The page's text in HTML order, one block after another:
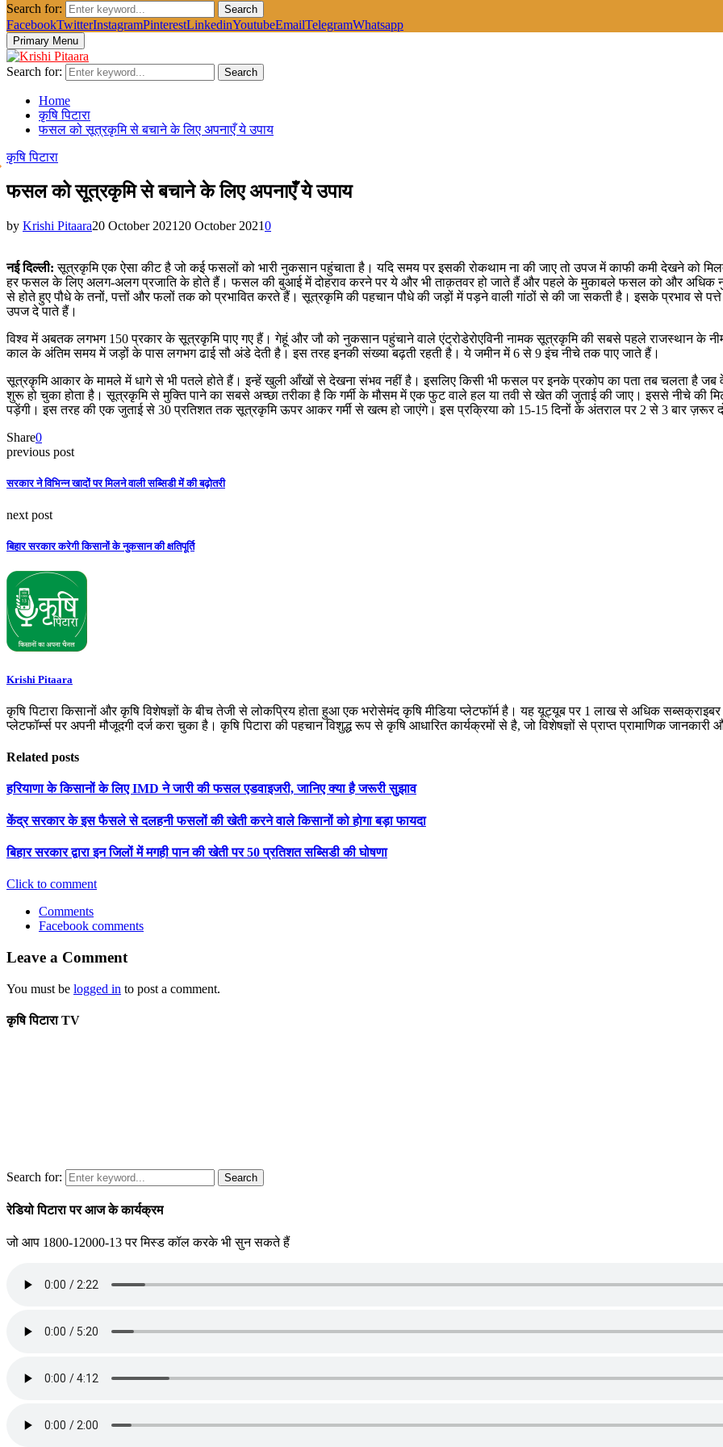
Search for: Search
FacebookTwitterInstagramPinterestLinkedinYoutubeEmailTelegramWhatsapp
Primary Menu
Search for: Search
Home
कृषि पिटारा
फसल को सूत्रकृमि से बचाने के लिए अपनाएँ ये उपाय
कृषि पिटारा
फसल को सूत्रकृमि से बचाने के लिए अपनाएँ ये उपाय
by Krishi Pitaara20 October 2021 20 October 20210
नई दिल्ली: सूत्रकृमि एक ऐसा कीट है जो कई फसलों को भारी नुकसान पहुंचाता है। यदि समय पर इसकी रोकथाम ना की जाए तो उपज में काफी कमी देखने को
हर फसल के लिए अलग-अलग प्रजाति के होते हैं। फसल की बुआई में दोहराव करने पर ये और भी ताक़तवर हो जाते हैं और पहले के मुकाबले फसल को और अधिक
से होते हुए पौधे के तनों, पत्तों और फलों तक को प्रभावित करते हैं। सूत्रकृमि की पहचान पौधे की जड़ों में पड़ने वाली गांठों से की जा सकती है। इसके प्रभाव से
उपज दे पाते हैं।
विश्व में अबतक लगभग 150 प्रकार के सूत्रकृमि पाए गए हैं। गेहूं और जौ को नुकसान पहुंचाने वाले एंट्रोडेरोएविनी नामक सूत्रकृमि की सबसे पहले राजस्थान के
काल के अंतिम समय में जड़ों के पास लगभग ढाई सौ अंडे देती है। इस तरह इनकी संख्या बढ़ती रहती है। ये जमीन में 6 से 9 इंच नीचे तक पाए जाते हैं।
सूत्रकृमि आकार के मामले में धागे से भी पतले होते हैं। इन्हें खुली आँखों से देखना संभव नहीं है। इसलिए किसी भी फसल पर इनके प्रकोप का पता तब चलता है
शुरू हो चुका होता है। सूत्रकृमि से मुक्ति पाने का सबसे अच्छा तरीका है कि गर्मी के मौसम में एक फुट वाले हल या तवी से खेत की जुताई की जाए। इससे नीचे की
पड़ेंगी। इस तरह की एक जुताई से 30 प्रतिशत तक सूत्रकृमि ऊपर आकर गर्मी से खत्म हो जाएंगे। इस प्रक्रिया को 15-15 दिनों के अंतराल पर 2 से 3 बार ज़रूर
Share0
previous post
सरकार ने विभिन्न खादों पर मिलने वाली सब्सिडी में की बढ़ोतरी
next post
बिहार सरकार करेगी किसानों के नुकसान की क्षतिपूर्ति
Krishi Pitaara
कृषि पिटारा किसानों और कृषि विशेषज्ञों के बीच तेजी से लोकप्रिय होता हुआ एक भरोसेमंद कृषि मीडिया प्लेटफॉर्म है। यह यूट्यूब पर 1 लाख से अधिक
प्लेटफॉर्म्स पर अपनी मौजूदगी दर्ज करा चुका है। कृषि पिटारा की पहचान विशुद्ध रूप से कृषि आधारित कार्यक्रमों से है, जो विशेषज्ञों से प्राप्त प्रामाणिक
Related posts
हरियाणा के किसानों के लिए IMD ने जारी की फसल एडवाइजरी, जानिए क्या है जरूरी सुझाव
केंद्र सरकार के इस फैसले से दलहनी फसलों की खेती करने वाले किसानों को होगा बड़ा फायदा
बिहार सरकार द्वारा इन जिलों में मगही पान की खेती पर 50 प्रतिशत सब्सिडी की घोषणा
Click to comment
Comments
Facebook comments
Leave a Comment
You must be logged in to post a comment.
कृषि पिटारा TV
Search for: Search
रेडियो पिटारा पर आज के कार्यक्रम
जो आप 1800-12000-13 पर मिस्ड कॉल करके भी सुन सकते हैं